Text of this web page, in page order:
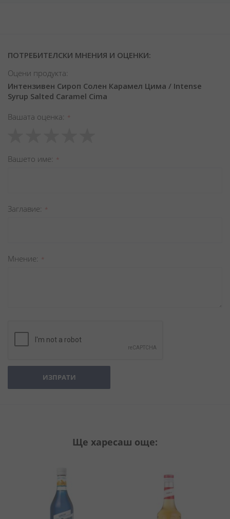
ПОТРЕБИТЕЛСКИ МНЕНИЯ И ОЦЕНКИ:
Оцени продукта:
Интензивен Сироп Солен Карамел Цима / Intense
Syrup Salted Caramel Cima
Вашата оценка
star
stars
stars
stars
stars
Вашето име
Заглавиe
Мнение
ИЗПРАТИ
Ще харесаш още: